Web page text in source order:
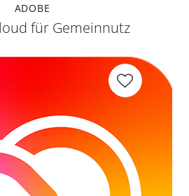
ADOBE
für Gemeinnutz